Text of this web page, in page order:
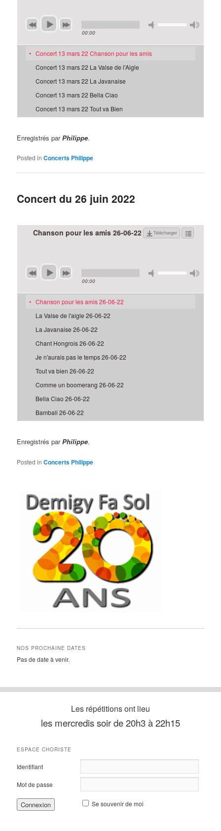
00:00
Concert 13 mars 22 Chanson pour les amis
Concert 13 mars 22 La Valse de l'Aigle
Concert 13 mars 22 La Javanaise
Concert 13 mars 22 Bella Ciao
Concert 13 mars 22 Tout va Bien
Enregistrés parPhilippe.
Posted in Concerts Philippe
Concert du 26 juin 2022
Chanson pour les amis 26-06-22
00:00
Télécharger
Chanson pour les amis 26-06-22
La Valse de l'aigle 26-06-22
La Javanaise 26-06-22
Chant Hongrois 26-06-22
Je n'aurais pas le temps 26-06-22
Tout va bien 26-06-22
Comme un boomerang 26-06-22
Bella Ciao 26-06-22
Bambali 26-06-22
Enregistrés parPhilippe.
Posted in Concerts Philippe
NOS PROCHAINE DATES
Pas de date à venir.
Les répétitions ont lieu
les mercredis soir de 20h3 à 22h15
ESPACE CHORISTE
Identifiant
Mot de passe
Se souvenir de moi